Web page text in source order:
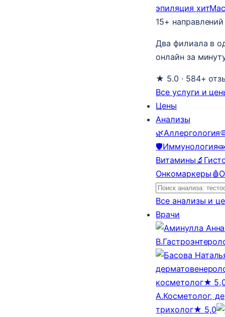
эпиляция хит
15+
Два филиала в
онлайн за
★ 5.0 · 584+
Все услуги и
Цены
Анализы
🌿Аллергология
🛡️Иммунология
Витамины 🔬
Онкомаркеры 🩸
Все анализы и
Врачи
В.
косметолог★
А.Косметолог,
трихолог★ 5,0